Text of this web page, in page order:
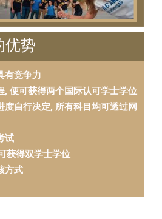
优势
有竞争力
, 便可获得两个国际认可学士学位
度自行决定, 所有科目均可透过网
试
获得双学士学位
方式